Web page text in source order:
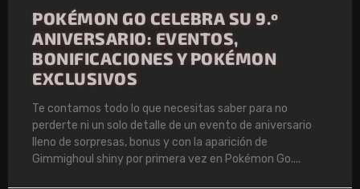
POKÉMON GO CELEBRA SU 9.º
ANIVERSARIO: EVENTOS,
BONIFICACIONES Y POKÉMON
EXCLUSIVOS
Te contamos todo lo que necesitas saber para no
perderte ni un solo detalle de un evento de aniversario
lleno de sorpresas, bonus y con la aparición de
Gimmighoul shiny por primera vez en Pokémon Go.